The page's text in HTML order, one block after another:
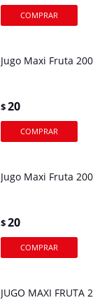
Jugo Maxi Fruta
$20
Jugo Maxi Fruta
$20
JUGO MAXI FRUTA